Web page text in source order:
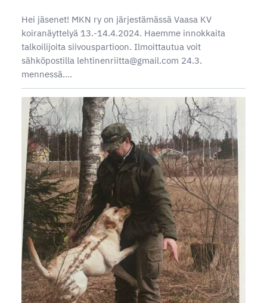
Hei jäsenet! MKN ry on järjestämässä Vaasa KV
koiranäyttelyä 13.-14.4.2024. Haemme innokkaita
talkoilijoita siivouspartioon. Ilmoittautua voit
sähköpostilla lehtinenriitta@gmail.com 24.3.
mennessä.…